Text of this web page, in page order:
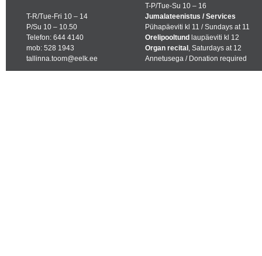
T-R/Tue-Fri 10 – 14
P/Su 10 – 10.50
Telefon: 644 4140
mob: 528 1943
tallinna.toom@eelk.ee
T-P/Tue-Su 10 – 16
Jumalateenistus / Services
Pühapäeviti kl 11 / Sundays at 11
Orelipooltund laupäeviti kl 12
Organ recital , Saturdays at 12
Annetusega / Donation required